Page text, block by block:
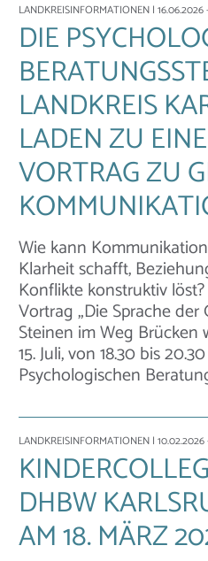
LANDKREISINFORMATIONEN | 16.06.2026
DIE
LANDKREIS
LADEN ZU
VORTRAG ZU
Wie kann
Klarheit schafft,
Konflikte konstruktiv
Vortrag „Die Sprache
Steinen im Weg Brücken
15. Juli, von 18.30 bis
Psychologischen
LANDKREISINFORMATIONEN | 10.02.2026
DHBW
AM 18. MÄRZ